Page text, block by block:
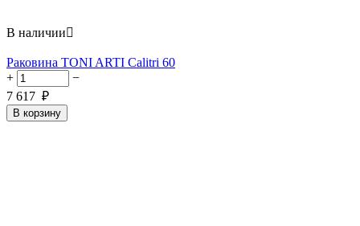
В наличии
Раковина TONI ARTI Calitri 60
+
−
7 617 ₽
В корзину